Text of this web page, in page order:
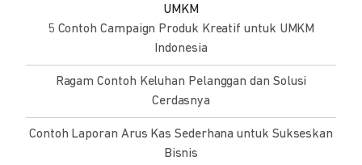
UMKM
5 Contoh Campaign Produk Kreatif untuk UMKM
Indonesia
Ragam Contoh Keluhan Pelanggan dan Solusi
Cerdasnya
Contoh Laporan Arus Kas Sederhana untuk Sukseskan
Bisnis